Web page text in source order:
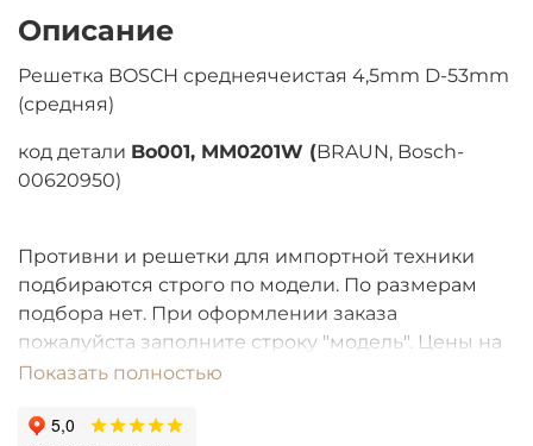
Описание
Решетка BOSCH среднеячеистая 4,5mm D-53mm
(средняя)
код детали Bo001, MM0201W (BRAUN, Bosch-
00620950)
Противни и решетки для импортной техники
подбираются строго по модели. По размерам
подбора нет. При оформлении заказа
пожалуйста заполните строку "модель". Цены на
товары со сроком поступления БОЛЕЕ ОДНОГО
волатильности валют.
Показать полностью